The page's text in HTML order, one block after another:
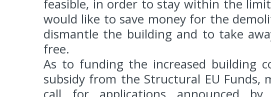
feasible, in order to stay within the
would like to save money for the
dismantle the building and to take
free.
As to funding the increased building
subsidy from the Structural EU Funds,